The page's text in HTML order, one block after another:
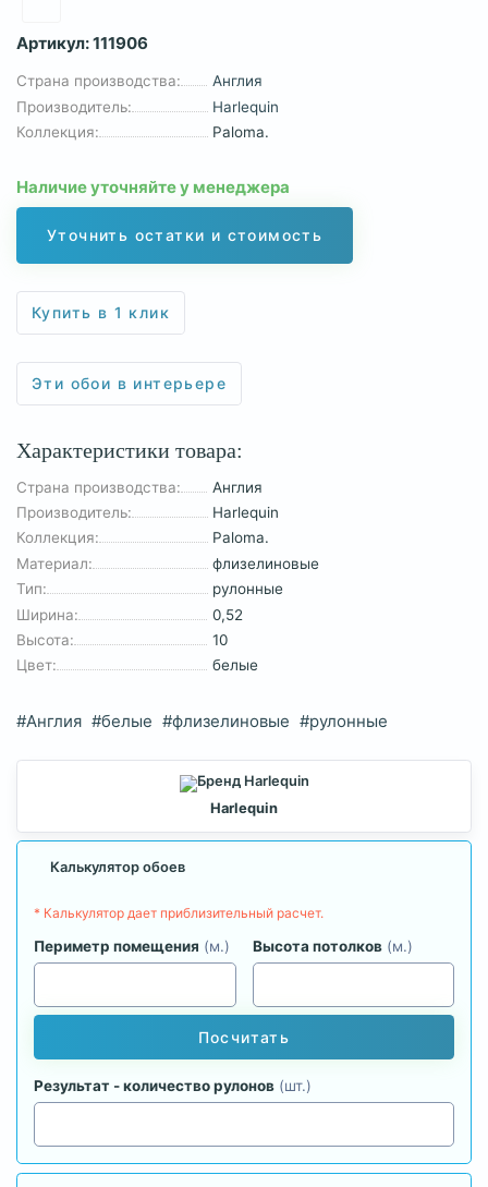
Артикул:111906
Страна производства:
Англия
Производитель:
Harlequin
Коллекция:
Paloma.
Наличие уточняйте у менеджера
Уточнить остатки и стоимость
Купить в 1 клик
Эти обои в интерьере
Характеристики товара:
Страна производства:
Англия
Производитель:
Harlequin
Коллекция:
Paloma.
Материал:
флизелиновые
Тип:
рулонные
Ширина:
0,52
Высота:
10
Цвет:
белые
#Англия #белые #флизелиновые #рулонные
Harlequin
Калькулятор обоев
* Калькулятор дает приблизительный расчет.
Периметр помещения (м.) Высота потолков (м.)
Посчитать
Результат - количество рулонов (шт.)